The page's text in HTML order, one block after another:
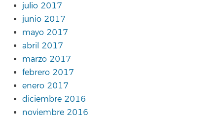
julio 2017
junio 2017
mayo 2017
abril 2017
marzo 2017
febrero 2017
enero 2017
diciembre 2016
noviembre 2016